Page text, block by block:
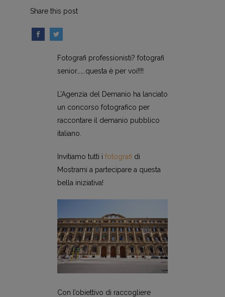
Share this post
Fotografi professionisti? fotografi
senior…….questa è per voi!!!!
L’Agenzia del Demanio ha lanciato
un concorso fotografico per
raccontare il demanio pubblico
italiano.
Invitiamo tutti i fotografi di
Mostrami a partecipare a questa
bella iniziativa!
Con l’obiettivo di raccogliere